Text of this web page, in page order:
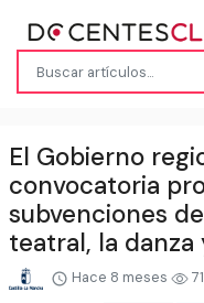
El Gobierno
convocatoria
subvenciones
teatral, la
Hace 8 meses